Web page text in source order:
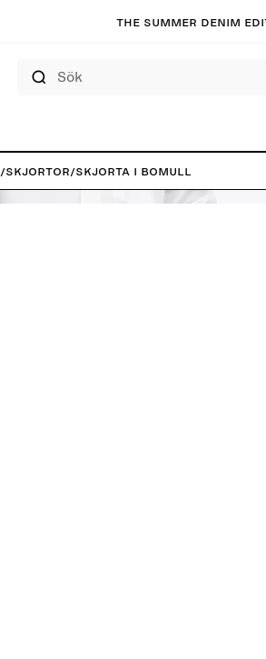
The summer denim
/Skjortor/Skjorta i bomull